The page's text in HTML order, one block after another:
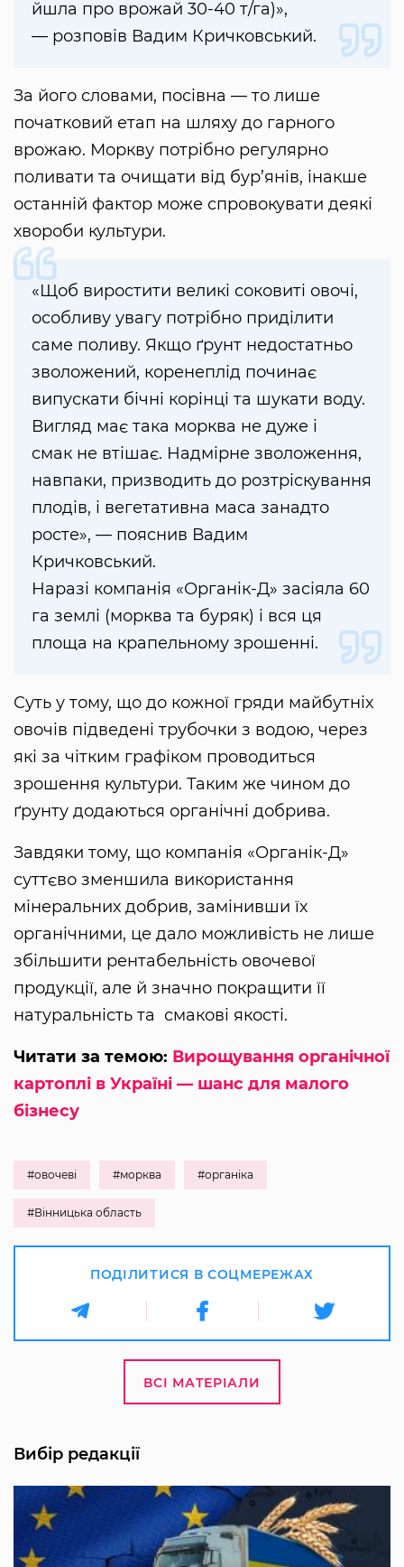
йшла про врожай 30-40 т/га)»,
— розповів Вадим Кричковський.
За його словами, посівна — то лише
початковий етап на шляху до гарного
врожаю. Моркву потрібно регулярно
поливати та очищати від бур’янів, інакше
останній фактор може спровокувати деякі
хвороби культури.
«Щоб виростити великі соковиті овочі,
особливу увагу потрібно приділити
саме поливу. Якщо ґрунт недостатньо
зволожений, коренеплід починає
випускати бічні корінці та шукати воду.
Вигляд має така морква не дуже і
смак не втішає. Надмірне зволоження,
навпаки, призводить до розтріскування
плодів, і вегетативна маса занадто
росте», — пояснив Вадим
Кричковський.
Наразі компанія «Органік-Д» засіяла 60
га землі (морква та буряк) і вся ця
площа на крапельному зрошенні.
Суть у тому, що до кожної гряди майбутніх
овочів підведені трубочки з водою, через
які за чітким графіком проводиться
зрошення культури. Таким же чином до
ґрунту додаються органічні добрива.
Завдяки тому, що компанія «Органік-Д»
суттєво зменшила використання
мінеральних добрив, замінивши їх
органічними, це дало можливість не лише
збільшити рентабельність овочевої
продукції, але й значно покращити її
натуральність та смакові якості.
Читати за темою: Вирощування органічної
картоплі в Україні — шанс для малого
бізнесу
#овочеві #морква #органіка
#Вінницька область
ПОДІЛИТИСЯ В СОЦМЕРЕЖАХ
ВСІ МАТЕРІАЛИ
Вибір редакції